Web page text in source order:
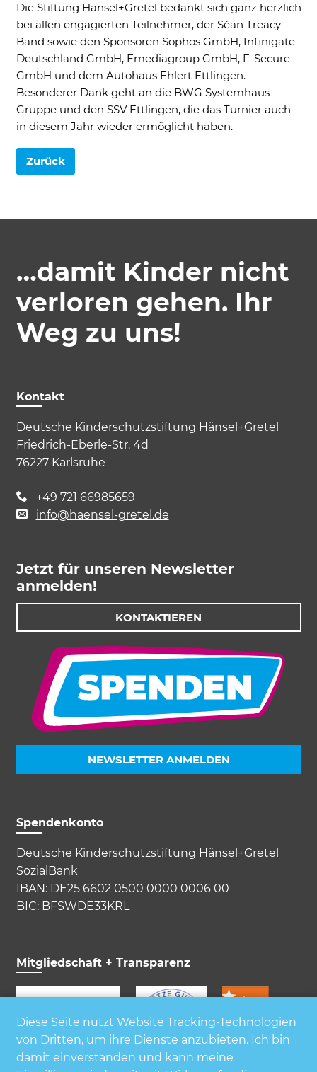
Die Stiftung Hänsel+Gretel bedankt sich ganz herzlich
bei allen engagierten Teilnehmer, der Séan Treacy
Band sowie den Sponsoren Sophos GmbH, Infinigate
Deutschland GmbH, Emediagroup GmbH, F-Secure
GmbH und dem Autohaus Ehlert Ettlingen.
Besonderer Dank geht an die BWG Systemhaus
Gruppe und den SSV Ettlingen, die das Turnier auch
in diesem Jahr wieder ermöglicht haben.
Zurück
…damit Kinder nicht
verloren gehen. Ihr
Weg zu uns!
Kontakt
Deutsche Kinderschutzstiftung Hänsel+Gretel
Friedrich-Eberle-Str. 4d
76227 Karlsruhe
+49 721 66985659
info@haensel-gretel.de
Jetzt für unseren Newsletter
anmelden!
KONTAKTIEREN
NEWSLETTER ANMELDEN
Spendenkonto
Deutsche Kinderschutzstiftung Hänsel+Gretel
SozialBank
IBAN: DE25 6602 0500 0000 0006 00
BIC: BFSWDE33KRL
Mitgliedschaft + Transparenz
Diese Seite nutzt Website Tracking-Technologien
von Dritten, um ihre Dienste anzubieten. Ich bin
damit einverstanden und kann meine
Cookie Informationen anzeigen
Impressum